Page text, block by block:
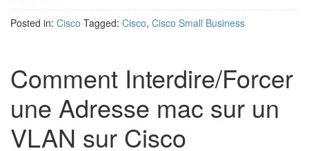
Posted in: Cisco Tagged: Cisco, Cisco Small Business
Comment Interdire/Forcer
une Adresse mac sur un
VLAN sur Cisco